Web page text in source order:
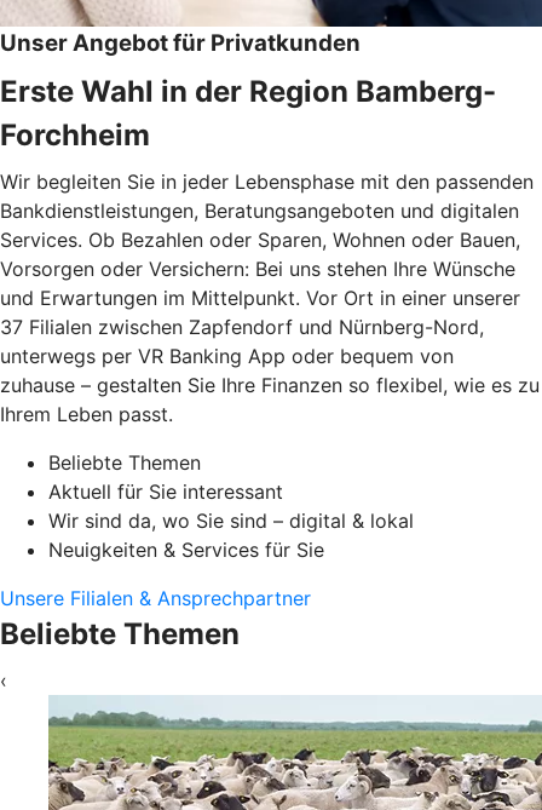
Unser Angebot für Privatkunden
Erste Wahl in der Region Bamberg-
Forchheim
Wir begleiten Sie in jeder Lebensphase mit den passenden
Bankdienstleistungen, Beratungsangeboten und digitalen
Services. Ob Bezahlen oder Sparen, Wohnen oder Bauen,
Vorsorgen oder Versichern: Bei uns stehen Ihre Wünsche
und Erwartungen im Mittelpunkt. Vor Ort in einer unserer
37 Filialen zwischen Zapfendorf und Nürnberg-Nord,
unterwegs per VR Banking App oder bequem von
zuhause – gestalten Sie Ihre Finanzen so flexibel, wie es zu
Ihrem Leben passt.
Beliebte Themen
Aktuell für Sie interessant
Wir sind da, wo Sie sind – digital & lokal
Neuigkeiten & Services für Sie
Unsere Filialen & Ansprechpartner
Beliebte Themen
‹